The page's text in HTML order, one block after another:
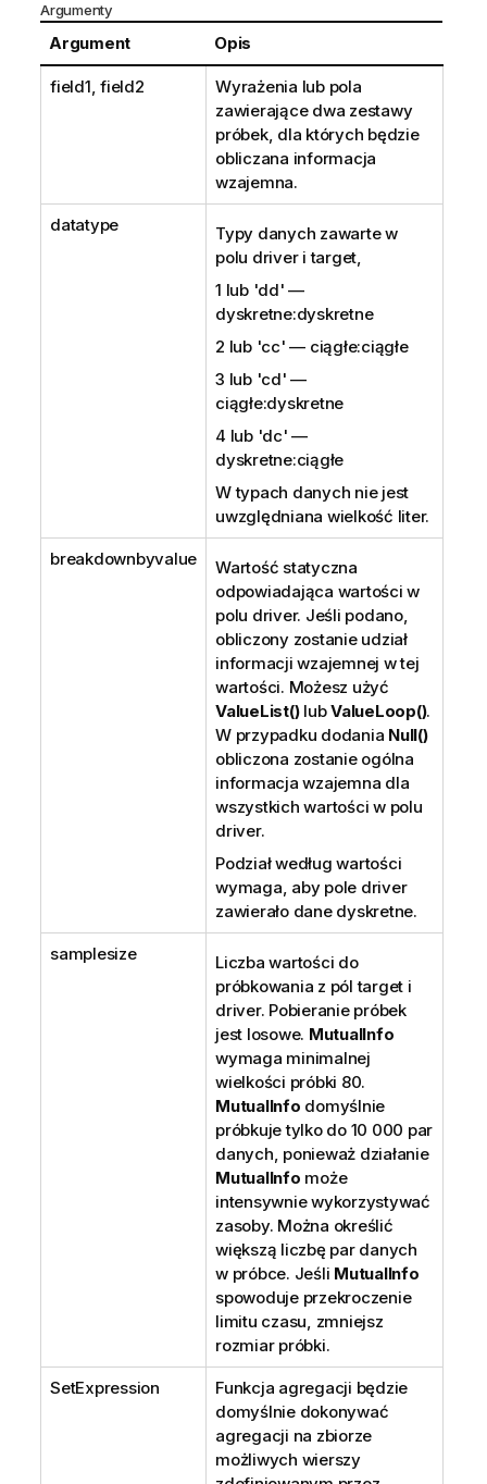
Argumenty
Argument Opis
field1, field2
Wyrażenia lub pola
zawierające dwa zestawy
próbek, dla których będzie
obliczana informacja
wzajemna.
datatype
Typy danych zawarte w
polu driver i target,
1 lub 'dd' —
dyskretne:dyskretne
2 lub 'cc' — ciągłe:ciągłe
3 lub 'cd' —
ciągłe:dyskretne
4 lub 'dc' —
dyskretne:ciągłe
W typach danych nie jest
uwzględniana wielkość liter.
breakdownbyvalue
Wartość statyczna
odpowiadająca wartości w
polu driver. Jeśli podano,
obliczony zostanie udział
informacji wzajemnej w tej
wartości. Możesz użyć
ValueList()lubValueLoop().
W przypadku dodania Null()
obliczona zostanie ogólna
informacja wzajemna dla
wszystkich wartości w polu
driver.
Podział według wartości
wymaga, aby pole driver
zawierało dane dyskretne.
samplesize
Liczba wartości do
próbkowania z pól target i
driver. Pobieranie próbek
jest losowe. MutualInfo
wymaga minimalnej
wielkości próbki 80.
MutualInfo domyślnie
próbkuje tylko do 10 000 par
danych, ponieważ działanie
MutualInfo może
intensywnie wykorzystywać
zasoby. Można określić
większą liczbę par danych
w próbce. Jeśli MutualInfo
spowoduje przekroczenie
limitu czasu, zmniejsz
rozmiar próbki.
SetExpression
Funkcja agregacji będzie
domyślnie dokonywać
agregacji na zbiorze
możliwych wierszy